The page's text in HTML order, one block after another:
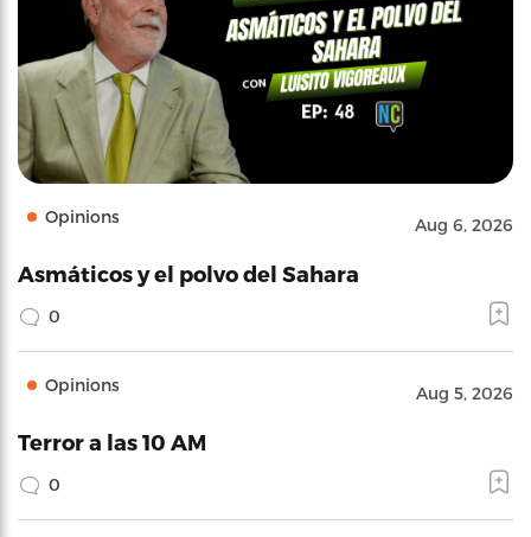
Opinions Aug 6, 2026
Asmáticos y el polvo del Sahara
0
Opinions Aug 5, 2026
Terror a las 10 AM
0